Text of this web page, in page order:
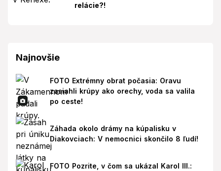
relácie?!
Najnovšie
FOTO Extrémny obrat počasia: Oravu
zasiahli krúpy ako orechy, voda sa valila
po ceste!
Záhada okolo drámy na kúpalisku v
Diakovciach: V nemocnici skončilo 8 ľudí!
FOTO Pozrite, v čom sa ukázal Karol III.: